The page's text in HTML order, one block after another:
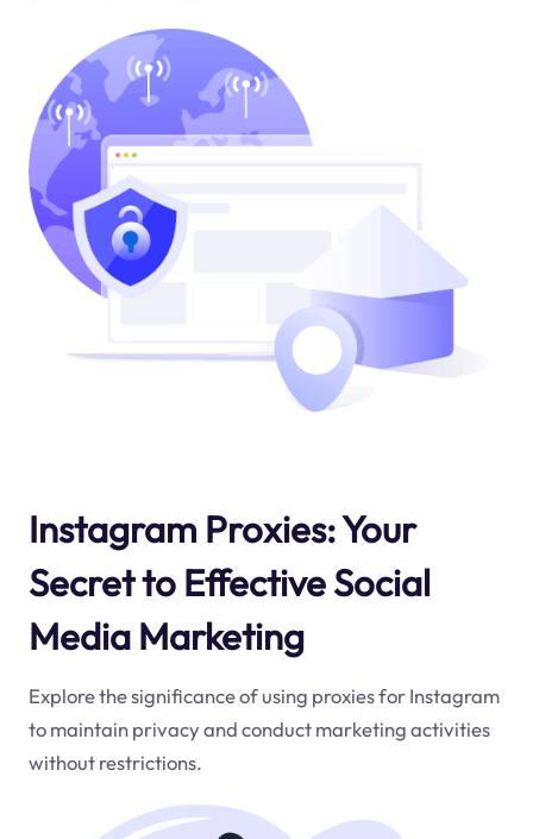
Instagram Proxies: Your
Secret to Effective Social
Media Marketing
Explore the significance of using proxies for Instagram
to maintain privacy and conduct marketing activities
without restrictions.